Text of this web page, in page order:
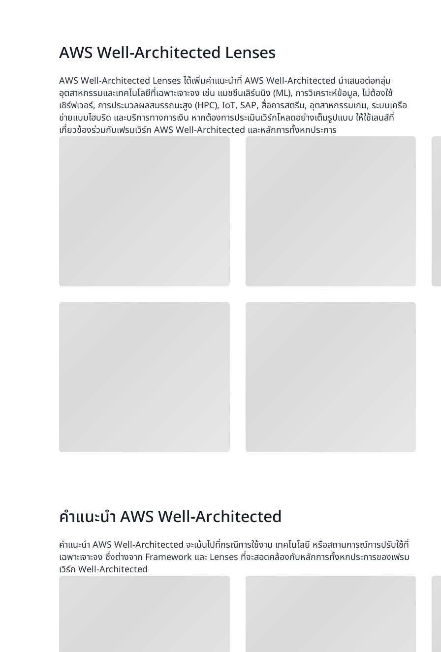
AWS Well-Architected Lenses
AWS Well-Architected Lenses ได้เพิ่มคำแนะนำที่ AWS Well-Architected นำเสนอต่อกลุ่ม
อุตสาหกรรมและเทคโนโลยีที่เฉพาะเจาะจง เช่น แมชชีนเลิร์นนิง (ML), การวิเคราะห์ข้อมูล, ไม่ต้องใช้
เซิร์ฟเวอร์, การประมวลผลสมรรถนะสูง (HPC), IoT, SAP, สื่อการสตรีม, อุตสาหกรรมเกม, ระบบเครือ
ข่ายแบบไฮบริด และบริการทางการเงิน หากต้องการประเมินเวิร์กโหลดอย่างเต็มรูปแบบ ให้ใช้เลนส์ที่
เกี่ยวข้องร่วมกับเฟรมเวิร์ก AWS Well-Architected และหลักการทั้งหกประการ
คำแนะนำ AWS Well-Architected
คำแนะนำ AWS Well-Architected จะเน้นไปที่กรณีการใช้งาน เทคโนโลยี หรือสถานการณ์การปรับใช้ที่
เฉพาะเจาะจง ซึ่งต่างจาก Framework และ Lenses ที่จะสอดคล้องกับหลักการทั้งหกประการของเฟรม
เวิร์ก Well-Architected